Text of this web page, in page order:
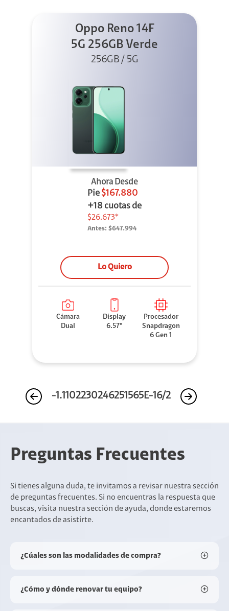
Oppo Reno 14F
5G 256GB Verde
256GB / 5G
Ahora Desde
Pie $167.880
+18 cuotas de
$26.673*
Antes: $647.994
Lo Quiero
Cámara
Dual
Display
6.57"
Procesador
Snapdragon
6 Gen 1
-1.1102230246251565E-16/2
Preguntas Frecuentes
Si tienes alguna duda, te invitamos a revisar nuestra sección
de preguntas frecuentes. Si no encuentras la respuesta que
buscas, visita nuestra sección de ayuda, donde estaremos
encantados de asistirte.
¿Cúales son las modalidades de compra?
¿Cómo y dónde renovar tu equipo?